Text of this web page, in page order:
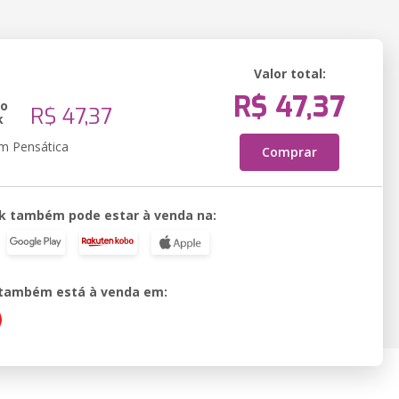
R$ 47,37
Pensática
Valor total:
R$ 47,37
Comprar
também pode estar à venda na:
está à venda em: